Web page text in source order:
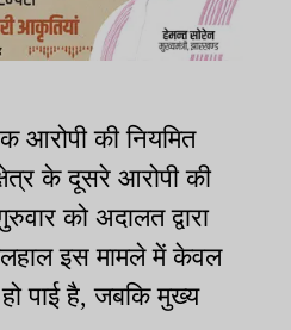
आरोपी की नियमित
के दूसरे आरोपी की
को अदालत द्वारा
इस मामले में केवल
पाई है, जबकि मुख्य